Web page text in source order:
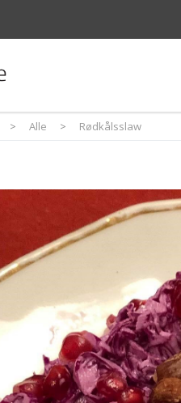
> Alle > Rødkålsslaw